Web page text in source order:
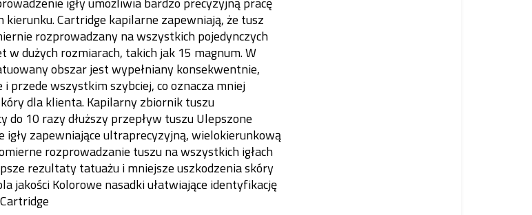
kierunku. Cartridge kapilarne zapewniają, że tusz
rozprowadzany na wszystkich pojedynczych
w dużych rozmiarach, takich jak 15 magnum. W
obszar jest wypełniany konsekwentnie,
i przede wszystkim szybciej, co oznacza mniej
dla klienta. Kapilarny zbiornik tuszu
do 10 razy dłuższy przepływ tuszu Ulepszone
igły zapewniające ultraprecyzyjną, wielokierunkową
rozprowadzanie tuszu na wszystkich igłach
rezultaty tatuażu i mniejsze uszkodzenia skóry
jakości Kolorowe nasadki ułatwiające identyfikację